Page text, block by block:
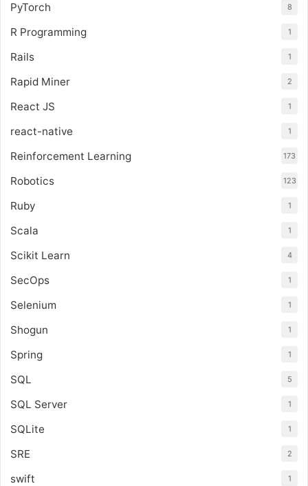
PyTorch 8
R Programming 1
Rails 1
Rapid Miner 2
React JS 1
react-native 1
Reinforcement Learning 173
Robotics 123
Ruby 1
Scala 1
Scikit Learn 4
SecOps 1
Selenium 1
Shogun 1
Spring 1
SQL 5
SQL Server 1
SQLite 1
SRE 2
swift 1